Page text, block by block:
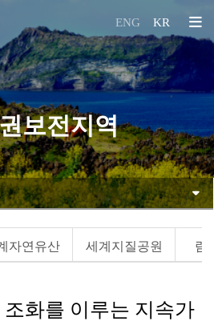
ENG KR
보전지역
자연유산 세계지질공원 람
화를 이루는 지속가